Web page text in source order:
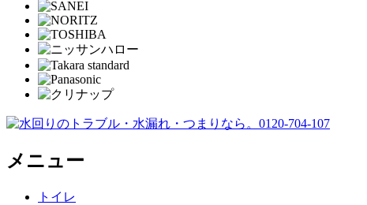
メニュー
トイレ